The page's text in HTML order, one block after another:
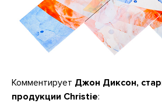
Комментирует Джон Диксон,
продукции Christie: